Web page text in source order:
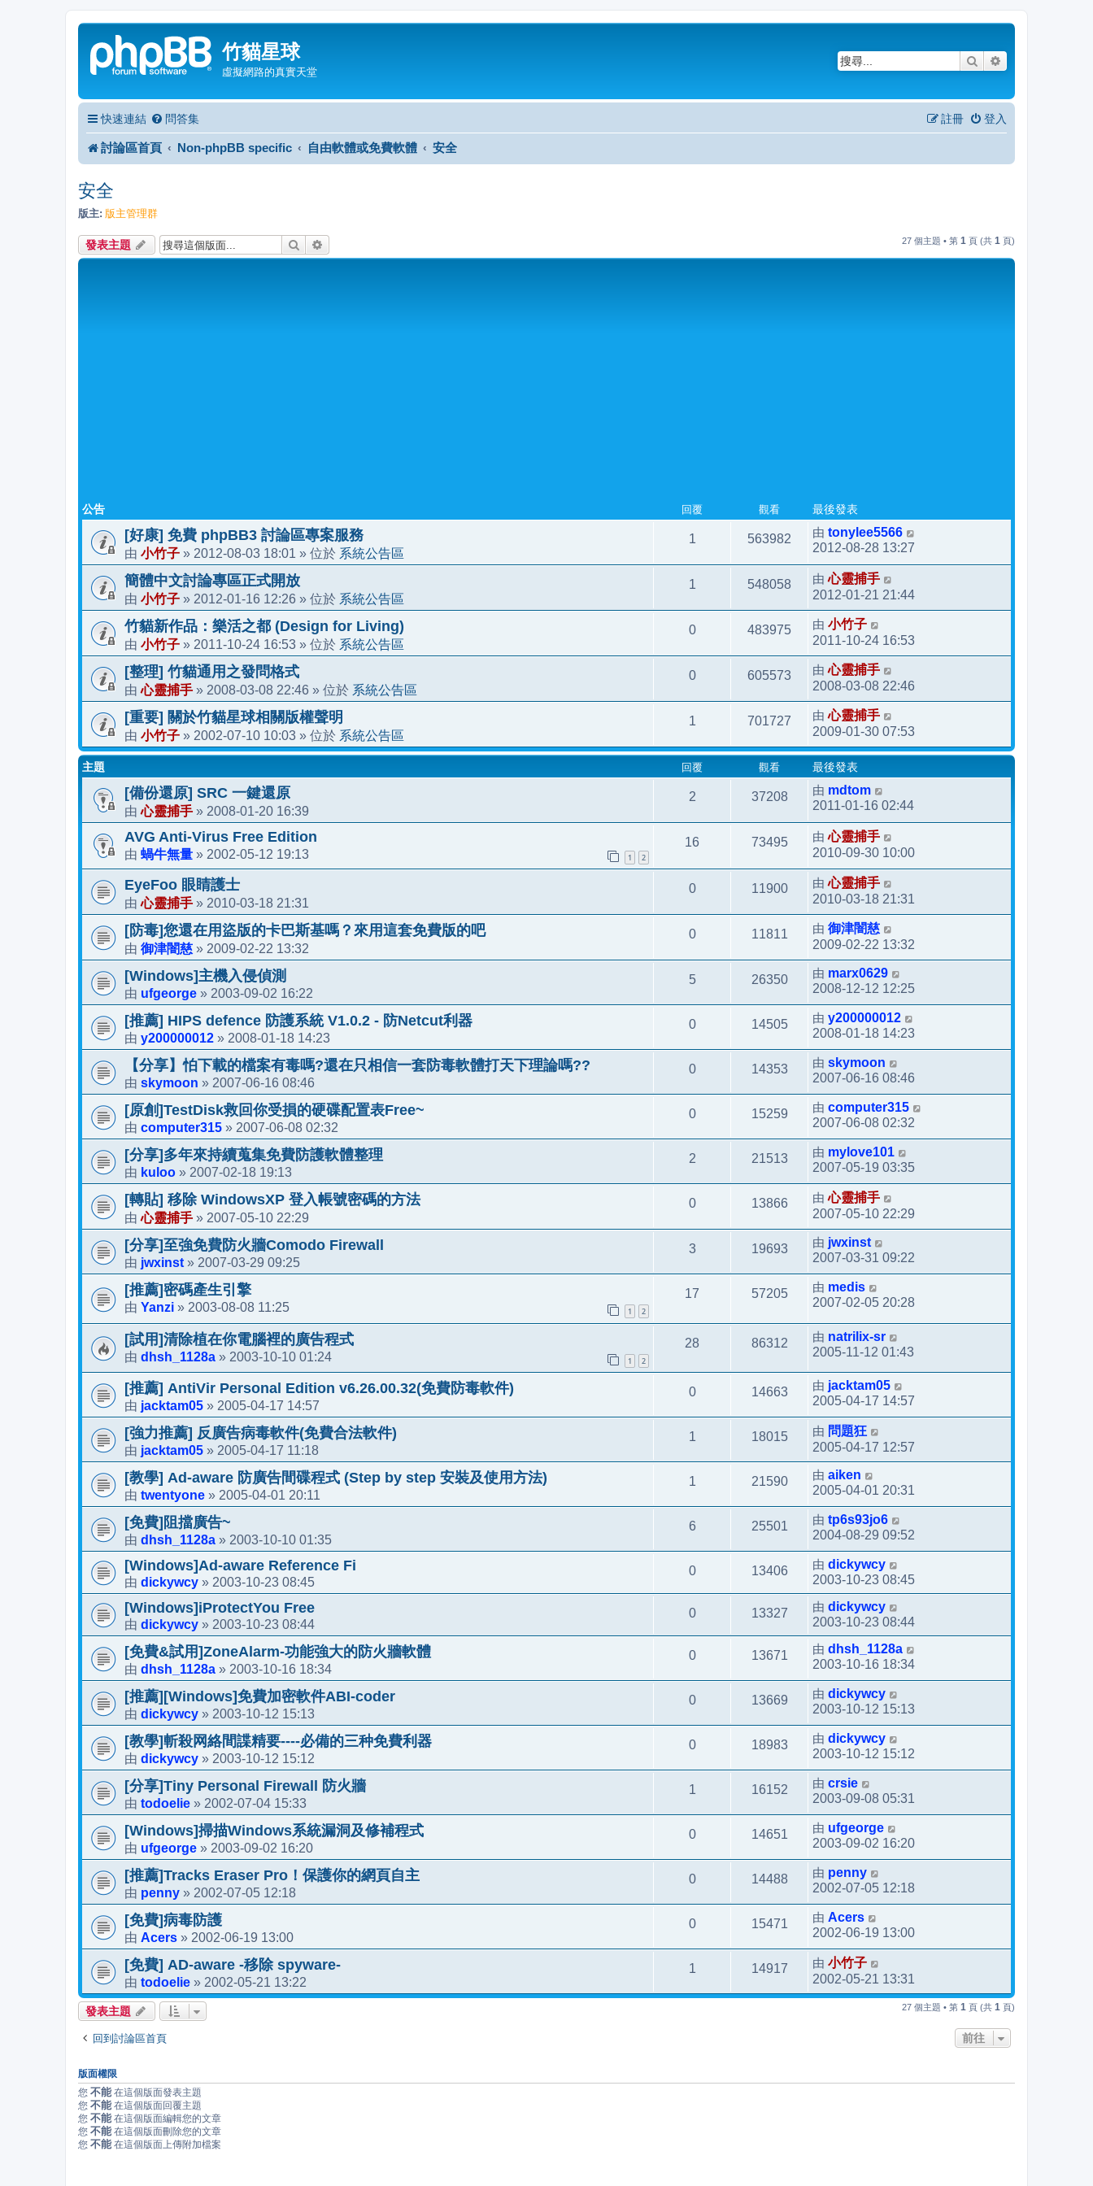
竹貓星球
虛擬網路的真實天堂
搜尋
快速連結 問答集 登入
註冊
討論區首頁 Non-phpBB specific 自由軟體或免費軟體 安全
安全
版主: 版主管理群
發表主題 搜尋 27 個主題 • 第 1 頁 (共 1 頁)
公告 回覆 觀看 最後發表
[好康] 免費 phpBB3 討論區專案服務
由 小竹子 » 2012-08-03 18:01 » 位於 系統公告區
1 563982 由 tonylee5566
2012-08-28 13:27
簡體中文討論專區正式開放
由 小竹子 » 2012-01-16 12:26 » 位於 系統公告區
1 548058 由心靈捕手
2012-01-21 21:44
竹貓新作品：樂活之都 (Design for Living)
由 小竹子 » 2011-10-24 16:53 » 位於 系統公告區
0 483975 由 小竹子
2011-10-24 16:53
[整理] 竹貓通用之發問格式
由心靈捕手 » 2008-03-08 22:46 » 位於 系統公告區
0 605573 由心靈捕手
2008-03-08 22:46
[重要] 關於竹貓星球相關版權聲明
由 小竹子 » 2002-07-10 10:03 » 位於 系統公告區
1 701727 由心靈捕手
2009-01-30 07:53
主題 回覆 觀看 最後發表
[備份還原] SRC 一鍵還原
由心靈捕手 » 2008-01-20 16:39
2 37208 由 mdtom
2011-01-16 02:44
AVG Anti-Virus Free Edition
由 蝸牛無量 » 2002-05-12 19:13 1 2
16 73495 由心靈捕手
2010-09-30 10:00
EyeFoo 眼睛護士
由心靈捕手 » 2010-03-18 21:31
0 11900 由心靈捕手
2010-03-18 21:31
[防毒]您還在用盜版的卡巴斯基嗎？來用這套免費版的吧
由 御津闇慈 » 2009-02-22 13:32
0 11811 由 御津闇慈
2009-02-22 13:32
[Windows]主機入侵偵測
由 ufgeorge » 2003-09-02 16:22
5 26350 由 marx0629
2008-12-12 12:25
[推薦] HIPS defence 防護系統 V1.0.2 - 防Netcut利器
由 y200000012 » 2008-01-18 14:23
0 14505 由 y200000012
2008-01-18 14:23
【分享】怕下載的檔案有毒嗎?還在只相信一套防毒軟體打天下理論嗎??
由 skymoon » 2007-06-16 08:46
0 14353 由 skymoon
2007-06-16 08:46
[原創]TestDisk救回你受損的硬碟配置表Free~
由 computer315 » 2007-06-08 02:32
0 15259 由 computer315
2007-06-08 02:32
[分享]多年來持續蒐集免費防護軟體整理
由 kuloo » 2007-02-18 19:13
2 21513 由 mylove101
2007-05-19 03:35
[轉貼] 移除 WindowsXP 登入帳號密碼的方法
由心靈捕手 » 2007-05-10 22:29
0 13866 由心靈捕手
2007-05-10 22:29
[分享]至強免費防火牆Comodo Firewall
由 jwxinst» 2007-03-29 09:25
3 19693 由 jwxinst
2007-03-31 09:22
[推薦]密碼產生引擎
由 Yanzi » 2003-08-08 11:25 1 2
17 57205 由 medis
2007-02-05 20:28
[試用]清除植在你電腦裡的廣告程式
由 dhsh_1128a » 2003-10-10 01:24 1 2
28 86312 由 natrilix-sr
2005-11-12 01:43
[推薦] AntiVir Personal Edition v6.26.00.32(免費防毒軟件)
由 jacktam05 » 2005-04-17 14:57
0 14663 由 jacktam05
2005-04-17 14:57
[強力推薦] 反廣告病毒軟件(免費合法軟件)
由 jacktam05 » 2005-04-17 11:18
1 18015 由 問題狂
2005-04-17 12:57
[教學] Ad-aware 防廣告間碟程式 (Step by step 安裝及使用方法)
由 twentyone » 2005-04-01 20:11
1 21590 由 aiken
2005-04-01 20:31
[免費]阻擋廣告~
由 dhsh_1128a » 2003-10-10 01:35
6 25501 由 tp6s93jo6
2004-08-29 09:52
[Windows]Ad-aware Reference Fi
由 dickywcy » 2003-10-23 08:45
0 13406 由 dickywcy
2003-10-23 08:45
[Windows]iProtectYou Free
由 dickywcy » 2003-10-23 08:44
0 13327 由 dickywcy
2003-10-23 08:44
[免費&試用]ZoneAlarm-功能強大的防火牆軟體
由 dhsh_1128a » 2003-10-16 18:34
0 13671 由 dhsh_1128a
2003-10-16 18:34
[推薦][Windows]免費加密軟件ABI-coder
由 dickywcy » 2003-10-12 15:13
0 13669 由 dickywcy
2003-10-12 15:13
[教學]斬殺网絡間諜精要----必備的三种免費利器
由 dickywcy » 2003-10-12 15:12
0 18983 由 dickywcy
2003-10-12 15:12
[分享]Tiny Personal Firewall 防火牆
由 todoelie » 2002-07-04 15:33
1 16152 由 crsie
2003-09-08 05:31
[Windows]掃描Windows系統漏洞及修補程式
由 ufgeorge » 2003-09-02 16:20
0 14651 由 ufgeorge
2003-09-02 16:20
[推薦]Tracks Eraser Pro！保護你的網頁自主
由 penny » 2002-07-05 12:18
0 14488 由 penny
2002-07-05 12:18
[免費]病毒防護
由 Acers » 2002-06-19 13:00
0 15471 由 Acers
2002-06-19 13:00
[免費] AD-aware -移除 spyware-
由 todoelie » 2002-05-21 13:22
1 14917 由 小竹子
2002-05-21 13:31
發表主題 27 個主題 • 第 1 頁 (共 1 頁)
回到討論區首頁 前往
版面權限
您 不能 在這個版面發表主題
您 不能 在這個版面回覆主題
您 不能 在這個版面編輯您的文章
您 不能 在這個版面刪除您的文章
您 不能 在這個版面上傳附加檔案